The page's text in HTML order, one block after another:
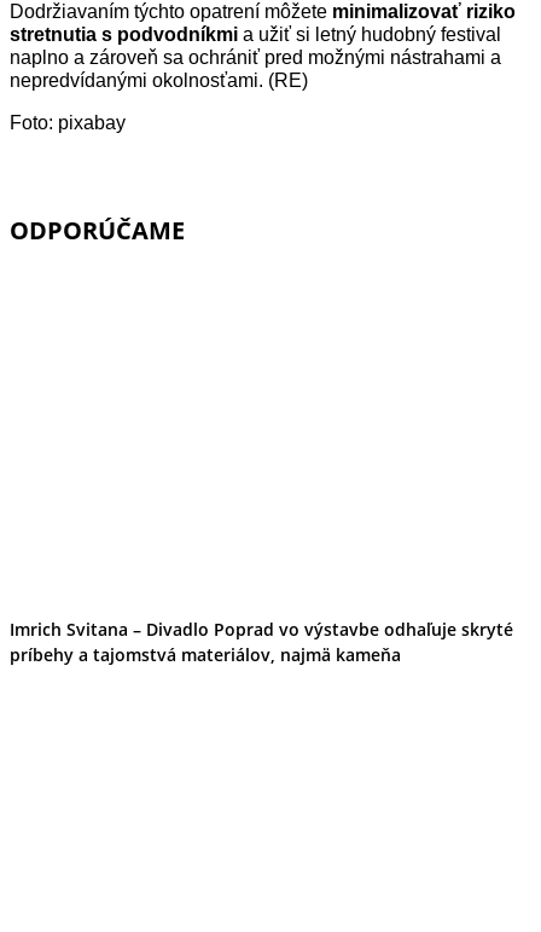
Dodržiavaním týchto opatrení môžete minimalizovať riziko
stretnutia s podvodníkmi a užiť si letný hudobný festival
naplno a zároveň sa ochrániť pred možnými nástrahami a
nepredvídanými okolnosťami. (RE)
Foto: pixabay
ODPORÚČAME
Imrich Svitana – Divadlo Poprad vo výstavbe odhaľuje skryté
príbehy a tajomstvá materiálov, najmä kameňa